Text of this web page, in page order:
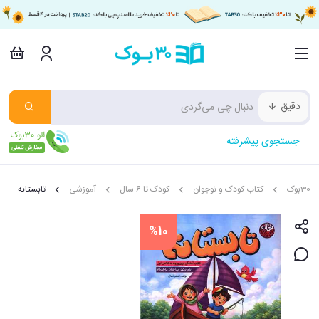
دقیق
جستجوی پیشرفته
30بوک کتاب کودک و نوجوان کودک تا 6 سال آموزشی تابستانه
%10